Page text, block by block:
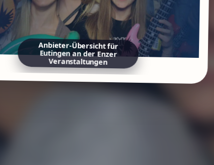
Anbieter-Übersicht für
Eutingen an der Enzer
Veranstaltungen